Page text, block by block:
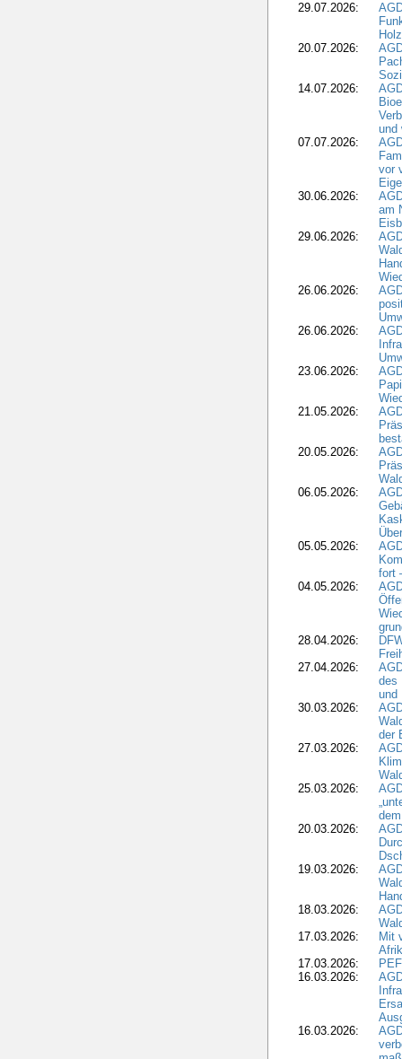
29.07.2026:
20.07.2026:
14.07.2026:
und
07.07.2026:
vor
30.06.2026:
am
29.06.2026:
26.06.2026:
26.06.2026:
23.06.2026:
21.05.2026:
20.05.2026:
06.05.2026:
05.05.2026:
fort
04.05.2026:
28.04.2026:
27.04.2026:
des
und
30.03.2026:
der
27.03.2026:
25.03.2026:
20.03.2026:
19.03.2026:
18.03.2026:
17.03.2026:
Mit
17.03.2026:
16.03.2026:
16.03.2026: